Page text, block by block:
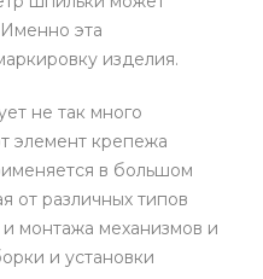
эта
изделия.
не так много
элемент крепежа
в большом
от различных типов
монтажа механизмов и
и установки